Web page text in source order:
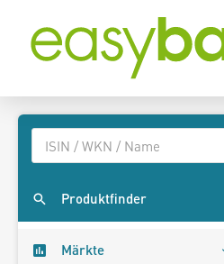
Produktfinder
Märkte